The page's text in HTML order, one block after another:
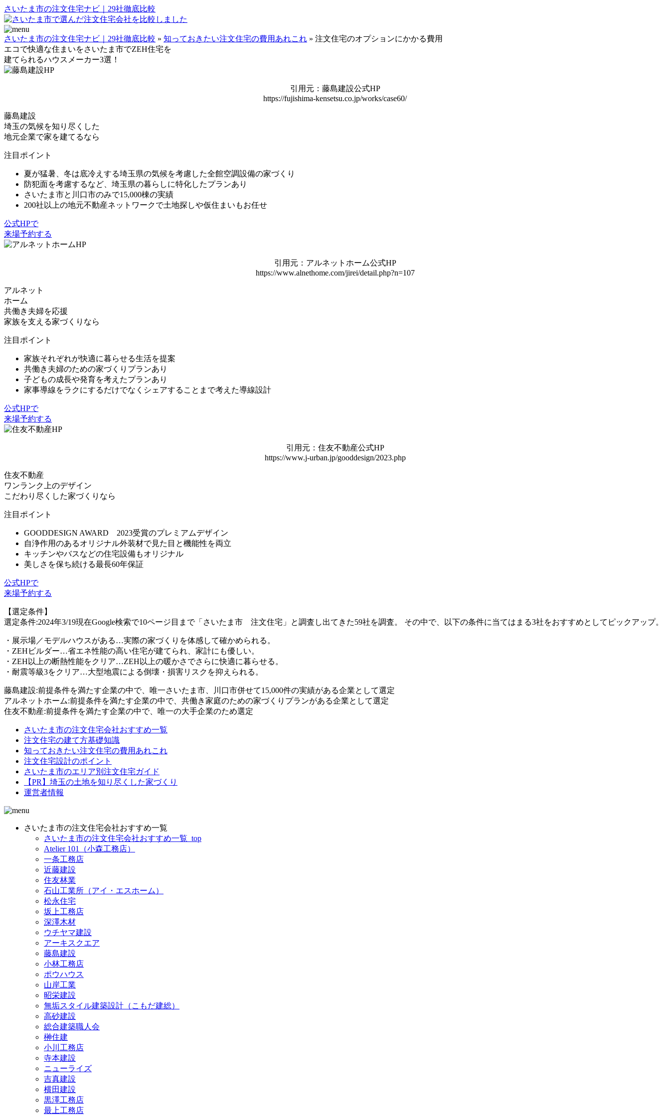
さいたま市の注文住宅ナビ｜29社徹底比較
さいたま市の注文住宅ナビ｜29社徹底比較 » 知っておきたい注文住宅の費用あれこれ » 注文住宅のオプションにかかる費用
エコで快適な住まいをさいたま市でZEH住宅を
建てられるハウスメーカー3選！
引用元：藤島建設公式HP
https://fujishima-kensetsu.co.jp/works/case60/
藤島建設
埼玉の気候を知り尽くした
地元企業で家を建てるなら
注目ポイント
夏が猛暑、冬は底冷えする埼玉県の気候を考慮した全館空調設備の家づくり
防犯面を考慮するなど、埼玉県の暮らしに特化したプランあり
さいたま市と川口市のみで15,000棟の実績
200社以上の地元不動産ネットワークで土地探しや仮住まいもお任せ
公式HPで
来場予約する
引用元：アルネットホーム公式HP
https://www.alnethome.com/jirei/detail.php?n=107
アルネット
ホーム
共働き夫婦を応援
家族を支える家づくりなら
注目ポイント
家族それぞれが快適に暮らせる生活を提案
共働き夫婦のための家づくりプランあり
子どもの成長や発育を考えたプランあり
家事導線をラクにするだけでなくシェアすることまで考えた導線設計
公式HPで
来場予約する
引用元：住友不動産公式HP
https://www.j-urban.jp/gooddesign/2023.php
住友不動産
ワンランク上のデザイン
こだわり尽くした家づくりなら
注目ポイント
GOODDESIGN AWARD 2023受賞のプレミアムデザイン
自浄作用のあるオリジナル外装材で見た目と機能性を両立
キッチンやバスなどの住宅設備もオリジナル
美しさを保ち続ける最長60年保証
公式HPで
来場予約する
【選定条件】
選定条件:2024年3/19現在Google検索で10ページ目まで「さいたま市 注文住宅」と調査し出てきた59社を調査。 その中で、以下の条件に当てはまる3社をおすすめとしてピックアップ。
・展示場／モデルハウスがある…実際の家づくりを体感して確かめられる。
・ZEHビルダー…省エネ性能の高い住宅が建てられ、家計にも優しい。
・ZEH以上の断熱性能をクリア…ZEH以上の暖かさでさらに快適に暮らせる。
・耐震等級3をクリア…大型地震による倒壊・損害リスクを抑えられる。
藤島建設:前提条件を満たす企業の中で、唯一さいたま市、川口市併せて15,000件の実績がある企業として選定
アルネットホーム:前提条件を満たす企業の中で、共働き家庭のための家づくりプランがある企業として選定
住友不動産:前提条件を満たす企業の中で、唯一の大手企業のため選定
さいたま市の注文住宅会社おすすめ一覧
注文住宅の建て方基礎知識
知っておきたい注文住宅の費用あれこれ
注文住宅設計のポイント
さいたま市のエリア別注文住宅ガイド
【PR】埼玉の土地を知り尽くした家づくり
運営者情報
さいたま市の注文住宅会社おすすめ一覧
さいたま市の注文住宅会社おすすめ一覧_top
Atelier 101（小森工務店）
一条工務店
近藤建設
住友林業
石山工業所（アイ・エスホーム）
松永住宅
坂上工務店
深澤木材
ウチヤマ建設
アーキスクエア
藤島建設
小林工務店
ポウハウス
山岸工業
昭栄建設
無垢スタイル建築設計（こもだ建総）
高砂建設
総合建築職人会
榊住建
小川工務店
寺本建設
ニューライズ
吉真建設
横田建設
黒澤工務店
最上工務店